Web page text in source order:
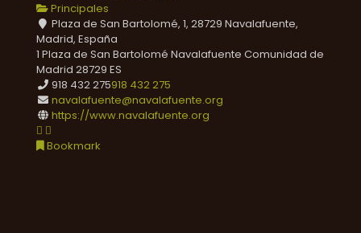
Principales
Plaza de San Bartolomé, 1, 28729 Navalafuente,
Madrid, España
1 Plaza de San Bartolomé Navalafuente Comunidad de
Madrid 28729 ES
918 432 275918 432 275
navalafuente@navalafuente.org
https://www.navalafuente.org
Bookmark